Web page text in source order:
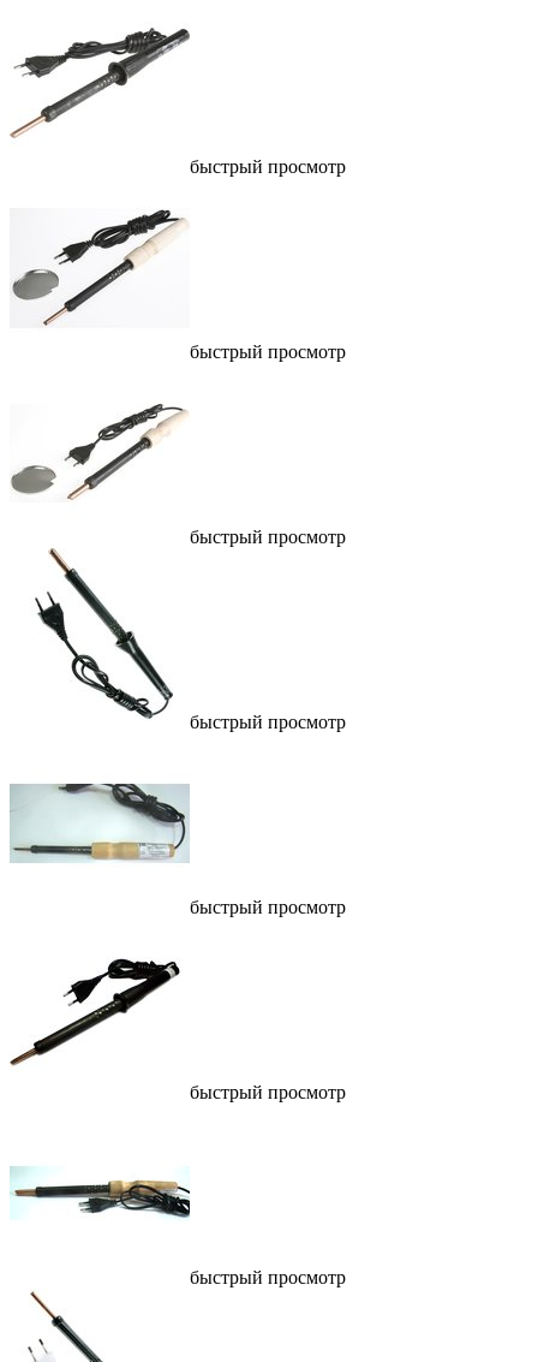
быстрый просмотр
быстрый просмотр
быстрый просмотр
быстрый просмотр
быстрый просмотр
быстрый просмотр
быстрый просмотр